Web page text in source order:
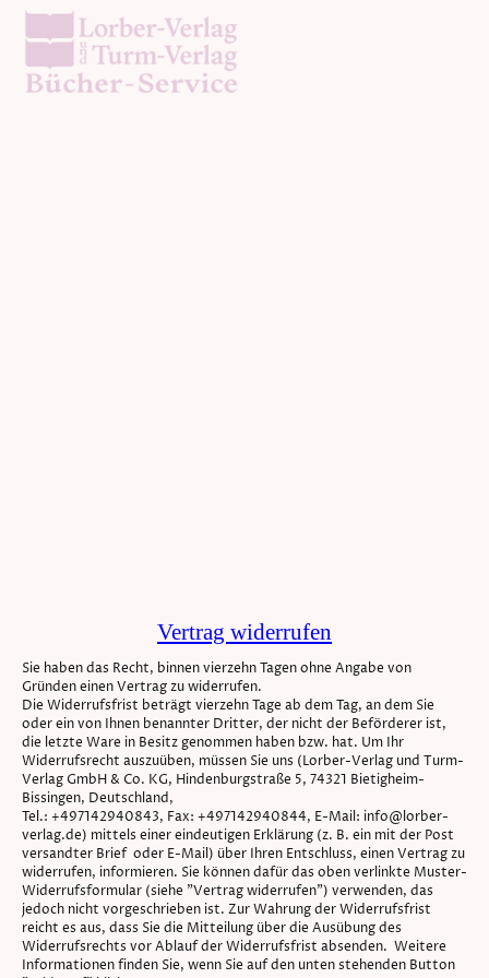
Vertrag widerrufen
Sie haben das Recht, binnen vierzehn Tagen ohne Angabe von
Gründen einen Vertrag zu widerrufen.
Die Widerrufsfrist beträgt vierzehn Tage ab dem Tag, an dem Sie
oder ein von Ihnen benannter Dritter, der nicht der Beförderer ist,
die letzte Ware in Besitz genommen haben bzw. hat. Um Ihr
Widerrufsrecht auszuüben, müssen Sie uns (Lorber-Verlag und Turm-
Verlag GmbH & Co. KG, Hindenburgstraße 5, 74321 Bietigheim-
Bissingen, Deutschland,
Tel.: +497142940843, Fax: +497142940844, E-Mail: info@lorber-
verlag.de) mittels einer eindeutigen Erklärung (z. B. ein mit der Post
versandter Brief oder E-Mail) über Ihren Entschluss, einen Vertrag zu
widerrufen, informieren. Sie können dafür das oben verlinkte Muster-
Widerrufsformular (siehe "Vertrag widerrufen") verwenden, das
jedoch nicht vorgeschrieben ist. Zur Wahrung der Widerrufsfrist
reicht es aus, dass Sie die Mitteilung über die Ausübung des
Widerrufsrechts vor Ablauf der Widerrufsfrist absenden. Weitere
Informationen finden Sie, wenn Sie auf den unten stehenden Button